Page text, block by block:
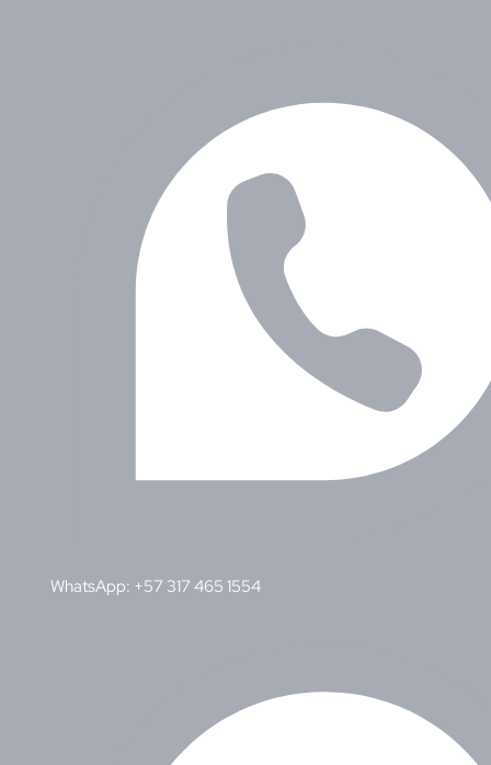
WhatsApp: +57 317 465 1554